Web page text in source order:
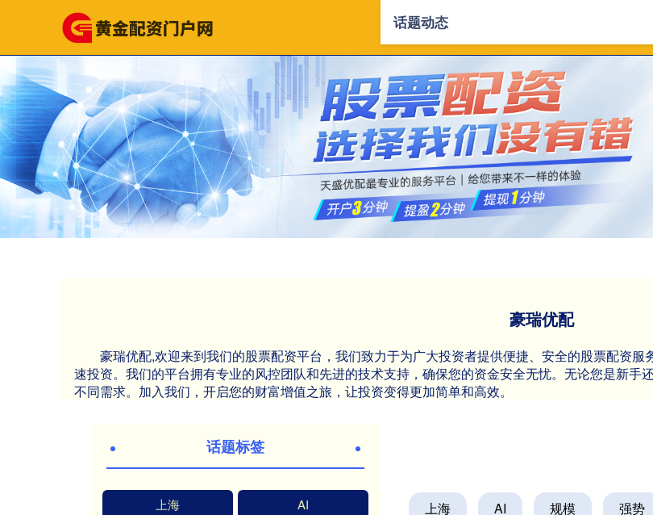
豪瑞优配
豪瑞优配,欢迎来到我们的股票配资平台，我们致力于为广大投资者提供便捷、安全的股票配资
速投资。我们的平台拥有专业的风控团队和先进的技术支持，确保您的资金安全无忧。无论您是新
不同需求。加入我们，开启您的财富增值之旅，让投资变得更加简单和高效。
话题动态
上海 AI 规模 强势
话题标签
上海 AI